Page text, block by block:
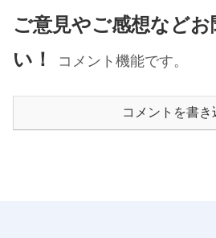
ご意見やご感想などお
い！
コメント機能です。
コメントを書き